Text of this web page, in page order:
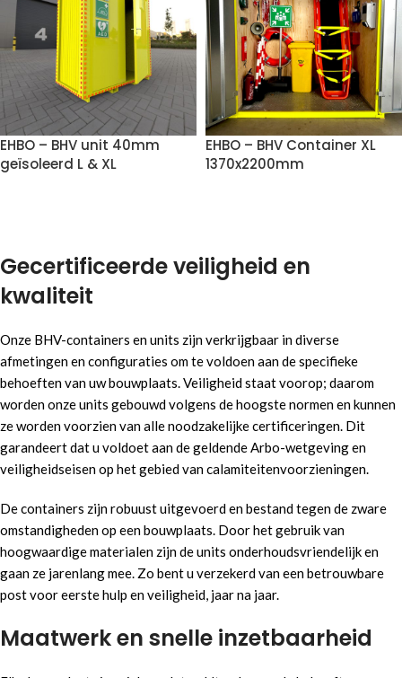
EHBO – BHV unit 40mm
geïsoleerd L & XL
EHBO – BHV Container XL
1370x2200mm
Gecertificeerde veiligheid en
kwaliteit
Onze BHV-containers en units zijn verkrijgbaar in diverse
afmetingen en configuraties om te voldoen aan de specifieke
behoeften van uw bouwplaats. Veiligheid staat voorop; daarom
worden onze units gebouwd volgens de hoogste normen en kunnen
ze worden voorzien van alle noodzakelijke certificeringen. Dit
garandeert dat u voldoet aan de geldende Arbo-wetgeving en
veiligheidseisen op het gebied van calamiteitenvoorzieningen.
De containers zijn robuust uitgevoerd en bestand tegen de zware
omstandigheden op een bouwplaats. Door het gebruik van
hoogwaardige materialen zijn de units onderhoudsvriendelijk en
gaan ze jarenlang mee. Zo bent u verzekerd van een betrouwbare
post voor eerste hulp en veiligheid, jaar na jaar.
Maatwerk en snelle inzetbaarheid